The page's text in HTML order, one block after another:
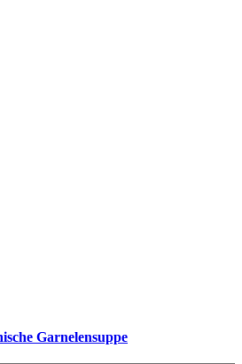
Garnelensuppe